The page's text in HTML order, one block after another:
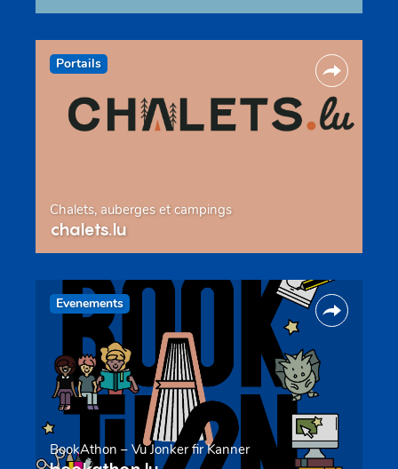
Portails
Chalets, auberges et campings
chalets.lu
Evenements
BookAthon – Vu Jonker fir Kanner